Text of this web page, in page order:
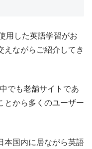
用した英語学習がお
えながらご紹介してき
でも老舗サイトであ
とから多くのユーザー
本国内に居ながら英語